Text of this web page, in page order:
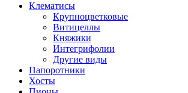
Клематисы
Крупноцветковые
Витицеллы
Княжики
Интегрифолии
Другие виды
Папоротники
Хосты